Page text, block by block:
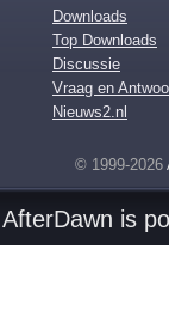
Downloads
Top Downloads
Discussie
Vraag en
Nieuws2.nl
© 1999-2026
AfterDawn is